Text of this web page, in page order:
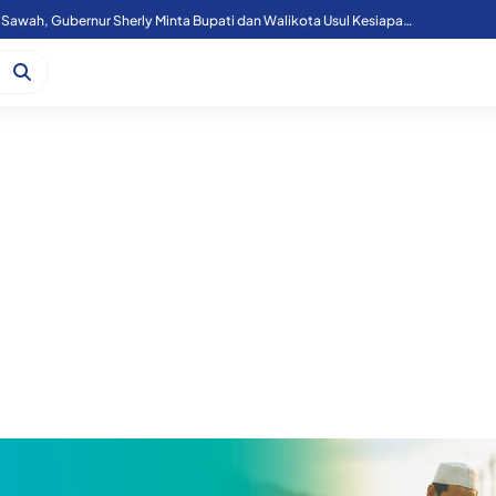
Menko Zulhas Rakor Dengan Gubernur, Bupati/Wali Kota, Bahas 3 Program Presiden di Maluku Utara